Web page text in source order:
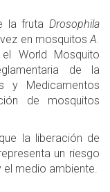
la fruta Drosophila
en mosquitos A.
World Mosquito
de la
y Medicamentos
de mosquitos
la liberación de
un riesgo
medio ambiente.